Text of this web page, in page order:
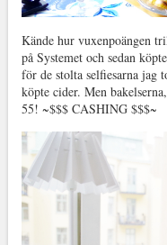
Kände hur vuxenpoängen
på Systemet och sedan
för de stolta selfiesarna jag
köpte cider. Men
55! ~$$$ CASHING $$$~